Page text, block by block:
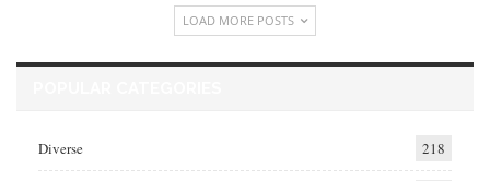
LOAD MORE POSTS
Diverse 218